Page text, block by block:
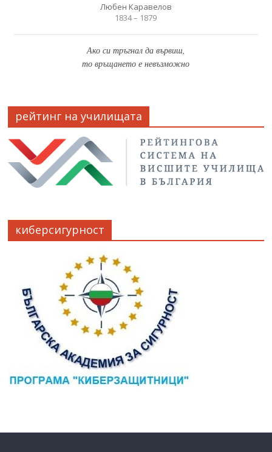
Любен Каравелов
1834 – 1879
Ако си тръгнал да вървиш,
то връщането е невъзможно
рейтинг на училищата
киберсигурност